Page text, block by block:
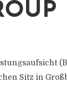
Sitz in